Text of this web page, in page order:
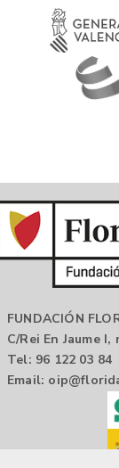
FUNDACIÓN
C/Rei En Jaume
Tel: 96 122 03 84
Email: